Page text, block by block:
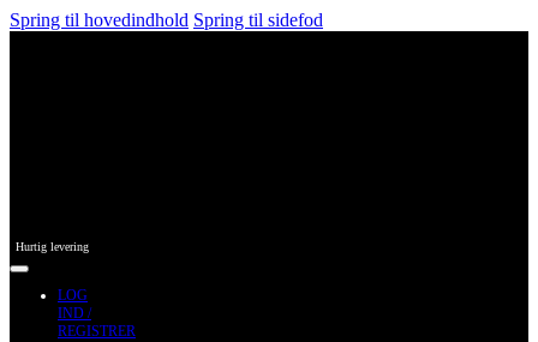
Spring til hovedindhold Spring til sidefod
Hurtig levering
LOG
IND /
REGISTRER